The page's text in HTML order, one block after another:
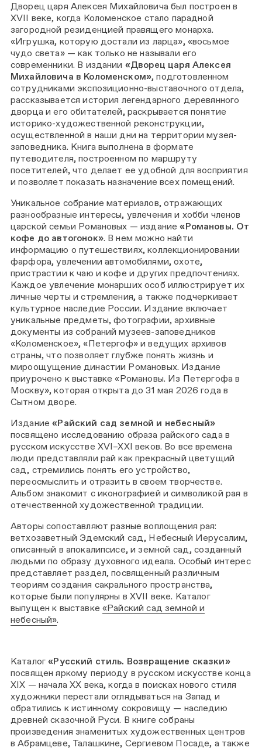
Дворец царя Алексея Михайловича был построен в
XVII веке, когда Коломенское стало парадной
загородной резиденцией правящего монарха.
«Игрушка, которую достали из ларца», «восьмое
чудо света» — как только не называли его
современники. В издании «Дворец царя Алексея
Михайловича в Коломенском», подготовленном
сотрудниками экспозиционно-выставочного отдела,
рассказывается история легендарного деревянного
дворца и его обитателей, раскрывается понятие
историко-художественной реконструкции,
осуществленной в наши дни на территории музея-
заповедника. Книга выполнена в формате
путеводителя, построенном по маршруту
посетителей, что делает ее удобной для восприятия
и позволяет показать назначение всех помещений.
Уникальное собрание материалов, отражающих
разнообразные интересы, увлечения и хобби членов
царской семьи Романовых — издание «Романовы. От
кофе до автогонок». В нем можно найти
информацию о путешествиях, коллекционировании
фарфора, увлечении автомобилями, охоте,
пристрастии к чаю и кофе и других предпочтениях.
Каждое увлечение монарших особ иллюстрирует их
личные черты и стремления, а также подчеркивает
культурное наследие России. Издание включает
уникальные предметы, фотографии, архивные
документы из собраний музеев-заповедников
«Коломенское», «Петергоф» и ведущих архивов
страны, что позволяет глубже понять жизнь и
мироощущение династии Романовых. Издание
приурочено к выставке «Романовы. Из Петергофа в
Москву», которая открыта до 31 мая 2026 года в
Сытном дворе.
Издание«Райский сад земной и небесный»
посвящено исследованию образа райского сада в
русском искусстве XVI–XXI веков. Во все времена
люди представляли рай как прекрасный цветущий
сад, стремились понять его устройство,
переосмыслить и отразить в своем творчестве.
Альбом знакомит с иконографией и символикой рая в
отечественной художественной традиции.
Авторы сопоставляют разные воплощения рая:
ветхозаветный Эдемский сад, Небесный Иерусалим,
описанный в апокалипсисе, и земной сад, созданный
людьми по образу духовного идеала. Особый интерес
представляет раздел, посвященный различным
теориям создания сакрального пространства,
которые были популярны в XVII веке. Каталог
выпущен к выставке «Райский сад земной и
небесный».
Каталог«Русский стиль. Возвращение сказки»
посвящен яркому периоду в русском искусстве конца
XIX — начала XX века, когда в поисках нового стиля
художники перестали оглядываться на Запад и
обратились к истинному сокровищу — наследию
древней сказочной Руси. В книге собраны
произведения знаменитых художественных центров
в Абрамцеве, Талашкине, Сергиевом Посаде, а также